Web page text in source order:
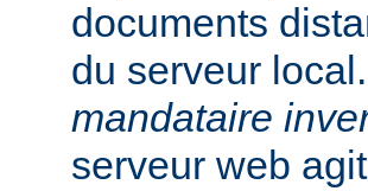
documents
du serveur
mandataire
serveur web